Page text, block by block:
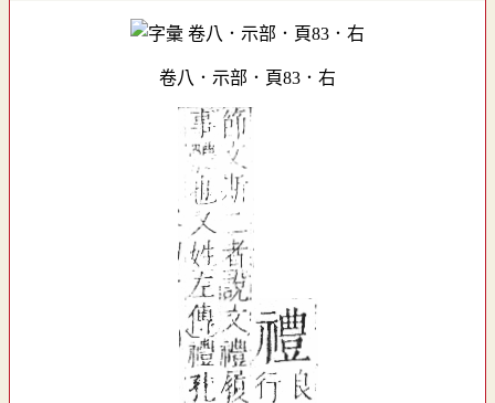
卷八．示部．頁83．右